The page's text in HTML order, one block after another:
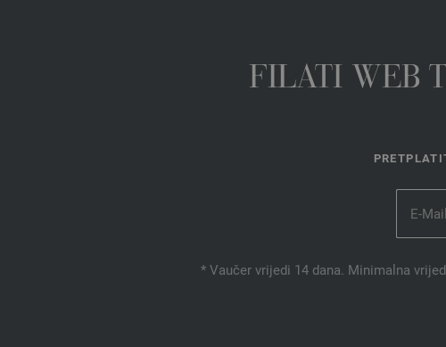
FILATI WEB
* Vaučer vrijedi 14 dana. Minimalna